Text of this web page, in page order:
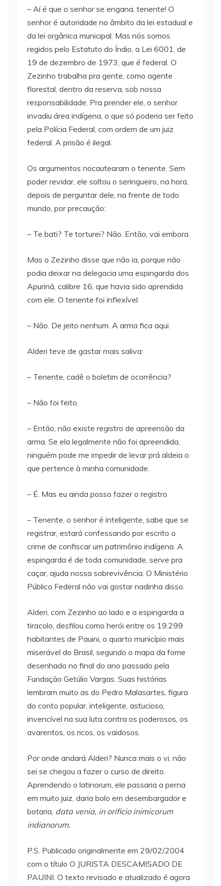
– Aí é que o senhor se engana, tenente! O
senhor é autoridade no âmbito da lei estadual e
da lei orgânica municipal. Mas nós somos
regidos pelo Estatuto do Índio, a Lei 6001, de
19 de dezembro de 1973, que é federal. O
Zezinho trabalha pra gente, como agente
florestal, dentro da reserva, sob nossa
responsabilidade. Pra prender ele, o senhor
invadiu área indígena, o que só poderia ser feito
pela Polícia Federal, com ordem de um juiz
federal. A prisão é ilegal.
Os argumentos nocautearam o tenente. Sem
poder revidar, ele soltou o seringueiro, na hora,
depois de perguntar dele, na frente de todo
mundo, por precaução:
– Te bati? Te torturei? Não. Então, vai embora.
Mas o Zezinho disse que não ia, porque não
podia deixar na delegacia uma espingarda dos
Apurinã, calibre 16, que havia sido aprendida
com ele. O tenente foi inflexível:
– Não. De jeito nenhum. A arma fica aqui.
Alderi teve de gastar mais saliva:
– Tenente, cadê o boletim de ocorrência?
– Não foi feito.
– Então, não existe registro de apreensão da
arma. Se ela legalmente não foi apreendida,
ninguém pode me impedir de levar prá aldeia o
que pertence à minha comunidade.
– É. Mas eu ainda posso fazer o registro.
– Tenente, o senhor é inteligente, sabe que se
registrar, estará confessando por escrito o
crime de confiscar um patrimônio indígena. A
espingarda é de toda comunidade, serve pra
caçar, ajuda nossa sobrevivência. O Ministério
Público Federal não vai gostar nadinha disso.
Alderi, com Zezinho ao lado e a espingarda a
tiracolo, desfilou como herói entre os 19.299
habitantes de Pauini, o quarto município mais
miserável do Brasil, segundo o mapa da fome
desenhado no final do ano passado pela
Fundação Getúlio Vargas. Suas histórias
lembram muito as do Pedro Malasartes, figura
do conto popular, inteligente, astucioso,
invencível na sua luta contra os poderosos, os
avarentos, os ricos, os vaidosos.
Por onde andará Alderi? Nunca mais o vi, não
sei se chegou a fazer o curso de direito.
Aprendendo o latinorum, ele passaria a perna
em muito juiz, daria bolo em desembargador e
botaria, data venia, in orificio inimicorum
indianorum.
P.S. Publicado originalmente em 29/02/2004
com o título O JURISTA DESCAMISADO DE
PAUINI. O texto revisado e atualizado é agora